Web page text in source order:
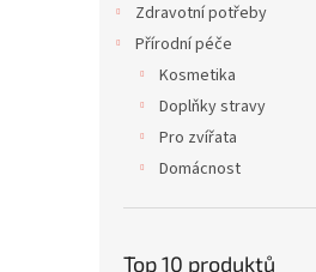
Zdravotní potřeby
Přírodní péče
Kosmetika
Doplňky stravy
Pro zvířata
Domácnost
Top 10 produktů